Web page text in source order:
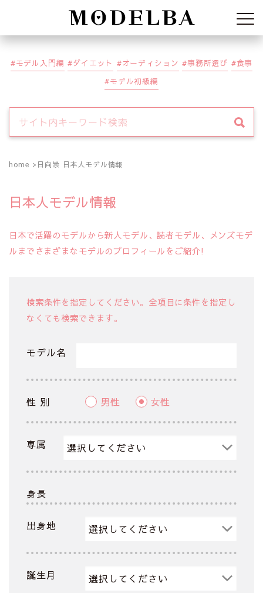
Modelba
モデル入門編 ダイエット オーディション 事務所選び
食事
モデル初級編
home 日向崇 日本人モデル情報
日本人モデル情報
日本で活躍のモデルから新人モデル、読者モデル、メンズモデ
ルまでさまざまなモデルのプロフィールをご紹介!
検索条件を指定してください。全項目に条件を指定し
なくても検索できます。
モデル名
性 別 男性 女性
専属
身長
出身地
誕生月